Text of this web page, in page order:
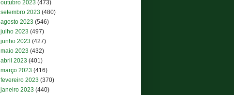
outubro 2023 (473)
setembro 2023 (480)
agosto 2023 (546)
julho 2023 (497)
junho 2023 (427)
maio 2023 (432)
abril 2023 (401)
março 2023 (416)
fevereiro 2023 (370)
janeiro 2023 (440)